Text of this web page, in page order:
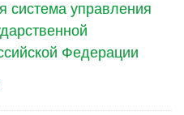
система управления
Федерации